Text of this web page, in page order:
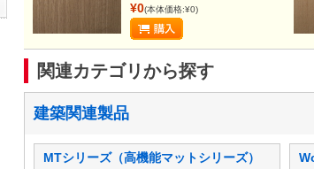
¥0(本体価格:¥0)
関連カテゴリから探す
建築関連製品
MTシリーズ（高機能マットシリーズ）